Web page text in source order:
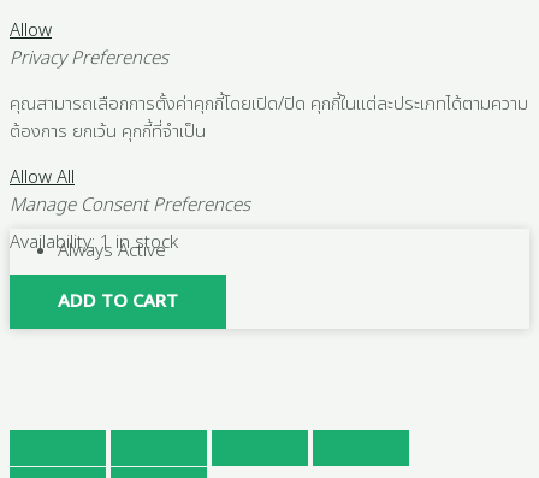
Allow
Privacy Preferences
คุณสามารถเลือกการตั้งค่าคุกกี้โดยเปิด/ปิด คุกกี้ในแต่ละประเภทได้ตามความ
ต้องการ ยกเว้น คุกกี้ที่จำเป็น
Allow All
Manage Consent Preferences
Always Active
Availability: 1 in stock
10
ใบ
เจียร
ขนาด
4
ADD TO CART